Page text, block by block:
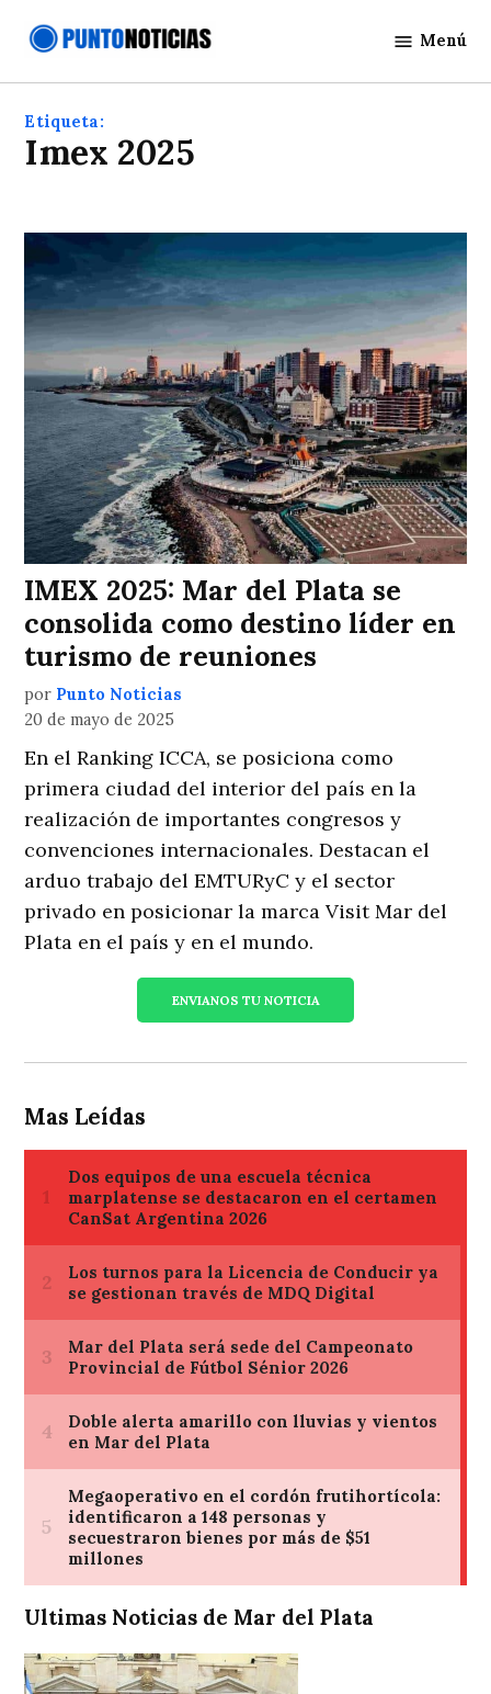
Noticias
Menú
Etiqueta:
Imex 2025
IMEX 2025: Mar del Plata se
consolida como destino líder en
turismo de reuniones
por Punto Noticias
20 de mayo de 2025
En el Ranking ICCA, se posiciona como
primera ciudad del interior del país en la
realización de importantes congresos y
convenciones internacionales. Destacan el
arduo trabajo del EMTURyC y el sector
privado en posicionar la marca Visit Mar del
Plata en el país y en el mundo.
ENVIANOS TU NOTICIA
Mas Leídas
Ultimas Noticias de Mar del Plata